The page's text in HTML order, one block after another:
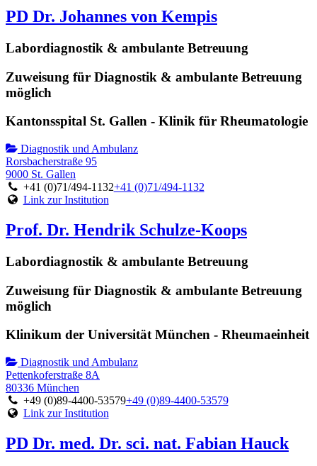
PD Dr. Johannes von Kempis
Labordiagnostik & ambulante Betreuung
Zuweisung für Diagnostik & ambulante Betreuung
möglich
Kantonsspital St. Gallen - Klinik für Rheumatologie
Diagnostik und Ambulanz
Rorsbacherstraße 95
9000 St. Gallen
+41 (0)71/494-1132+41 (0)71/494-1132
Link zur Institution
Prof. Dr. Hendrik Schulze-Koops
Labordiagnostik & ambulante Betreuung
Zuweisung für Diagnostik & ambulante Betreuung
möglich
Klinikum der Universität München - Rheumaeinheit
Diagnostik und Ambulanz
Pettenkoferstraße 8A
80336 München
+49 (0)89-4400-53579+49 (0)89-4400-53579
Link zur Institution
PD Dr. med. Dr. sci. nat. Fabian Hauck